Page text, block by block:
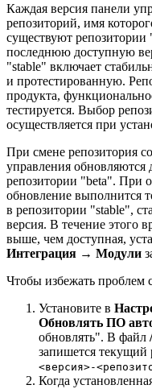
Каждая версия панели
репозиторий, имя
существуют репозитории
последнюю доступную
"stable" включает
и протестированную.
продукта,
тестируется. Выбор
осуществляется при
При смене репозитория
управления обновляются
репозитории "beta". При
обновление выполнится
в репозитории "stable",
версия. В течение этого
выше, чем доступная,
Интеграция → Модули
Чтобы избежать проблем
Установите в
Обновлять ПО
обновлять". В файл
запишется текущий
<версия>-
Когда